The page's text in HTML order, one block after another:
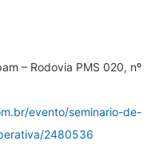
– Rodovia PMS 020, nº
evento/seminario-de-
2480536